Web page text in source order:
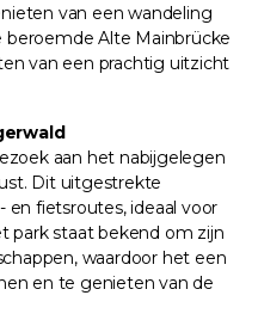
van een wandeling
beroemde Alte Mainbrücke
van een prachtig uitzicht
aan het nabijgelegen
Dit uitgestrekte
en fietsroutes, ideaal voor
park staat bekend om zijn
waardoor het een
en te genieten van de